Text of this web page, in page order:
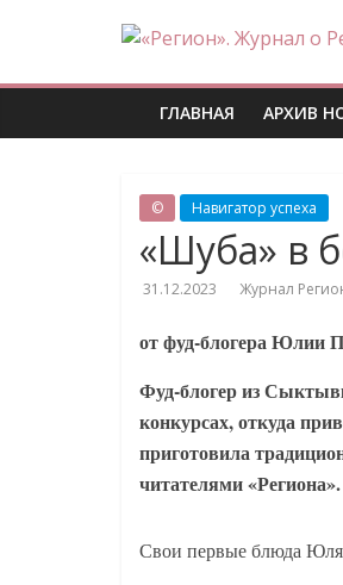
Журнал
о
Коми
ГЛАВНАЯ АРХИВ
© Навигатор успеха
«Шуба» в
31.12.2023 Журнал
от фуд-блогера Юлии
Фуд-блогер из
конкурсах, откуда
приготовила
читателями «Региона».
Свои первые блюда Юля